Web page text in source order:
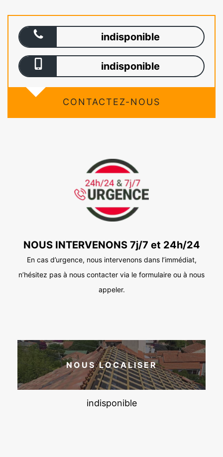
indisponible
indisponible
CONTACTEZ-NOUS
NOUS INTERVENONS 7j/7 et 24h/24
En cas d’urgence, nous intervenons dans l’immédiat,
n’hésitez pas à nous contacter via le formulaire ou à nous
appeler.
NOUS LOCALISER
indisponible